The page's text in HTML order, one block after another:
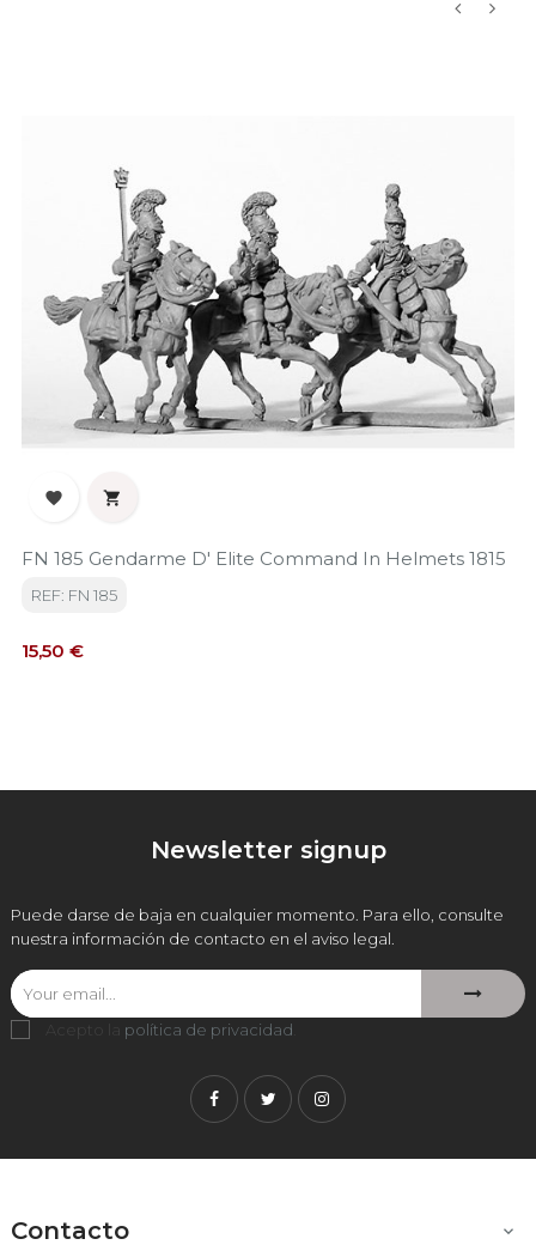
 
FN 185 Gendarme D' Elite Command In Helmets 1815
REF: FN 185
Precio
15,50 €
Newsletter signup
Puede darse de baja en cualquier momento. Para ello, consulte
nuestra información de contacto en el aviso legal.
Acepto la política de privacidad
FacebookTwitterInstagram
Contacto 